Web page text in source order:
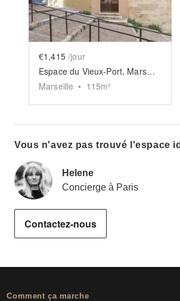
€1,415 /jour
Espace du Vieux-Port, Marseille
Marseille • 115m²
Vous n'avez pas trouvé l'espace
Helene
Concierge à Paris
Contactez-nous
Comment ça marche